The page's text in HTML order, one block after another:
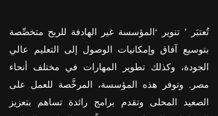
تُعتبَر ’ تنوير ‘المؤسسة غير الهادفة للربح متخصِّصة
بتوسيع آفاق وإمكانيات الوصول إلى التعليم عالي
الجودة، وكذلك تطوير المهارات في مختلف أنحاء
مصر. وتوفر هذه المؤسسة، المرخَّصة للعمل على
الصعيد المحلى وتقدم برامج رائدة تساهم بتعزيز